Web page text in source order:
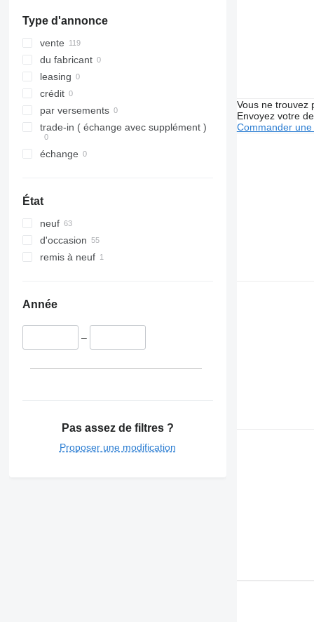
M-series
PC
S-Class
SK
Sprinter
Tourino
Tourismo
Travego
Unimog
Vario
Maxity
Megane
Messenger
Midliner
Midlum
Premium
Sandero
T-series
Zoe
G-series
L-series
N-series
S-series
SD
Terberg
V40
V90
Type d'annonce
vente
du fabricant
leasing
crédit
par versements
trade-in ( échange avec supplément )
échange
État
neuf
d'occasion
remis à neuf
Année
–
Pas assez de filtres ?
Proposer une modification
Vous ne trouvez
Envoyez votre
Commander